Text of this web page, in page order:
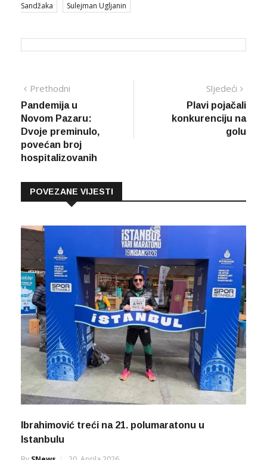
Sandžaka
Sulejman Ugljanin
Navigacija
članaka
Prethodni
vijest
Pandemija u
Novom Pazaru:
Dvoje preminulo,
povećan broj
hospitalizovanih
Sljedeći
Plavi pojačali
konkurenciju na
golu
POVEZANE VIJESTI
Ibrahimović treći na 21. polumaratonu u
Istanbulu